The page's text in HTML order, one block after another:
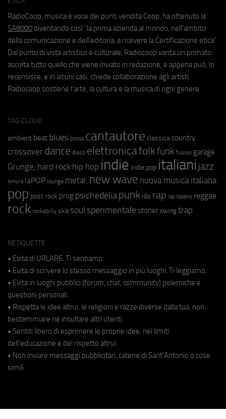
RadioCoop, musica e voce dei punti vendita Coop, ha ottenuto la
SA8000 diventando così "la prima azienda al mondo, nell'ambito
della comunicazione e dell'editoria, a ricevere la Certificazione etica".
Dal punto di vista artistico e culturale, Radiocoop vanta un primato:
ascolta tutto quello che viene inviato in redazione, e appena può, lo
recensisce, e in alcuni casi, chiede collaborazione agli artisti.
Radiocoop sostiene l'arte, la cultura e la musica di ogni genere.
TAG CLOUD
ambient beat blues bossa cantautore classica country
crossover dance disco elettronicafolkfunk fusion garage
Grunge; hard rock hip hop indie indie pop italiani jazz
kimura laPOP lounge metal; new wave nuova musica italiana
pop post rock prog psichedeliapunk r&b rap rap italiano reggae
rock rockabilly ska soul sperimentale stoner swing trap
NETIQUETTE
• Evita di URLARE. Ti sentiamo.
• Evita di scrivere lo stesso messaggio in più luoghi. Ti leggiamo.
• Evita in luoghi pubblici (forum, chat, community) polemiche e
questioni personali.
• Rispetta le idee altrui, le religioni e razze diverse dalla tua, non
bestemmiare né insultare altri utenti.
• Sentiti libero di esprimere le proprie idee, nei limiti
dell'educazione e del rispetto altrui.
• Non inviare messaggi pubblicitari, catene di Sant'Antonio o cose
simili.